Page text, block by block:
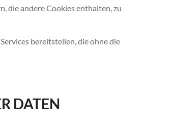
die andere Cookies enthalten, zu
bereitstellen, die ohne die
DATEN